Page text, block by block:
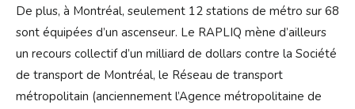
De plus, à Montréal, seulement 12 stations de métro sur 68
sont équipées d’un ascenseur. Le RAPLIQ mène d’ailleurs
un recours collectif d’un milliard de dollars contre la Société
de transport de Montréal, le Réseau de transport
métropolitain (anciennement l’Agence métropolitaine de